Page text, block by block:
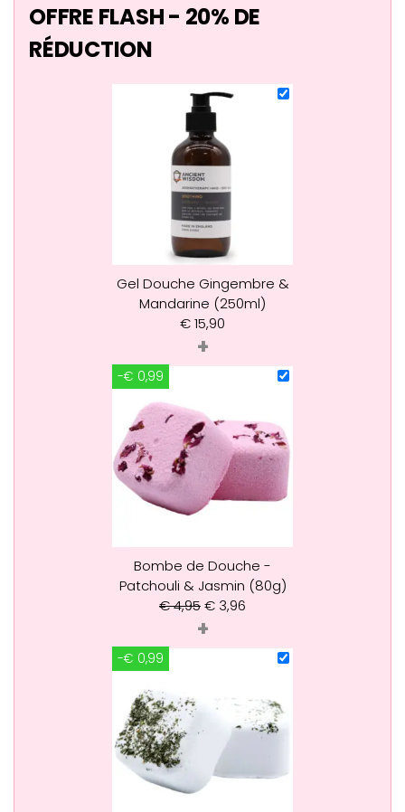
OFFRE FLASH - 20% DE
RÉDUCTION
Gel Douche Gingembre &
Mandarine (250ml)
€15,90
+
-€ 0,99
Bombe de Douche -
Patchouli & Jasmin (80g)
€4,95€ 3,96
+
-€ 0,99